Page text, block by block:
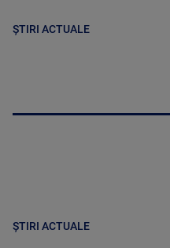
ȘTIRI ACTUALE
ȘTIRI ACTUALE